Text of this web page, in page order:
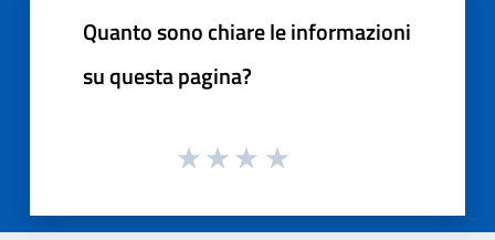
Quanto sono chiare le informazioni
su questa pagina?